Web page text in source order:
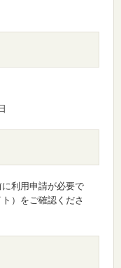
利用申請が必要で
ト）をご確認くださ